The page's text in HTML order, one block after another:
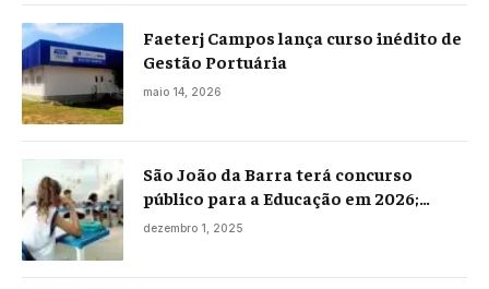
Faeterj Campos lança curso inédito de
Gestão Portuária
maio 14, 2026
São João da Barra terá concurso
público para a Educação em 2026;
projeto já está na Câmara
dezembro 1, 2025